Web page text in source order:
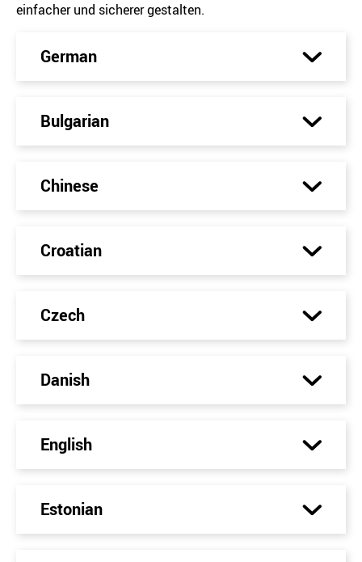
einfacher und sicherer gestalten.
German
Bulgarian
Chinese
Croatian
Czech
Danish
English
Estonian